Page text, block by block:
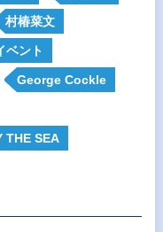
村椿菜文
ベント
George Cockle
THE SEA